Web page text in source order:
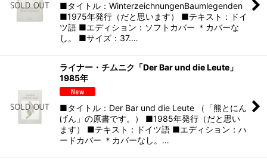
■タイトル：WinterzeichnungenBaumlegenden
■1975年発行（だと思います） ■テキスト：ドイ
ツ語 ■エディション：ソフトカバー ＊カバーな
し。 ■サイズ：37.…
ライナー・チムニク「Der Bar und die Leute」
1985年
■タイトル：Der Bar und die Leute （「熊とにん
げん」の原書です。） ■1985年発行（だと思い
ます） ■テキスト：ドイツ語 ■エディション：ハ
ードカバー ＊カバーなし。…